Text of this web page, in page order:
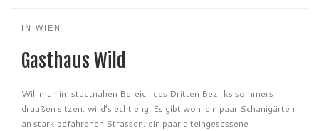
IN WIEN
Gasthaus Wild
Will man im stadtnahen Bereich des Dritten Bezirks sommers
draußen sitzen, wird’s echt eng. Es gibt wohl ein paar Schanigärten
an stark befahrenen Strassen, ein paar alteingesessene